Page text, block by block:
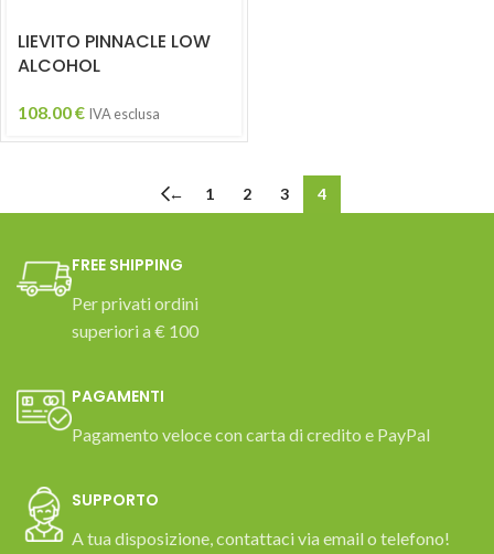
LIEVITO PINNACLE LOW
ALCOHOL
108.00€ IVA esclusa
← 1 2 3 4
FREE SHIPPING
Per privati ordini
superiori a € 100
PAGAMENTI
Pagamento veloce con carta di credito e PayPal
SUPPORTO
A tua disposizione, contattaci via email o telefono!